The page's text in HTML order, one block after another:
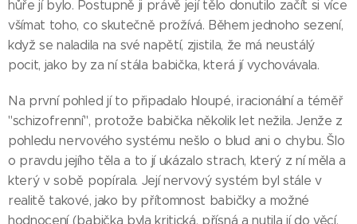
hůře jí bylo. Postupně ji právě její tělo donutilo začít si více
všímat toho, co skutečně prožívá. Během jednoho sezení,
když se naladila na své napětí, zjistila, že má neustálý
pocit, jako by za ní stála babička, která jí vychovávala.
Na první pohled jí to připadalo hloupé, iracionální a téměř
"schizofrenní", protože babička několik let nežila. Jenže z
pohledu nervového systému nešlo o blud ani o chybu. Šlo
o pravdu jejího těla a to jí ukázalo strach, který z ní měla a
který v sobě popírala. Její nervový systém byl stále v
realitě takové, jako by přítomnost babičky a možné
hodnocení (babička byla kritická, přísná a nutila jí do věcí,